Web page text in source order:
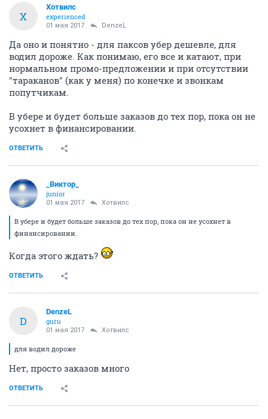
Х
Хотвилс
experienced
01 мая 2017 DenzeL
Да оно и понятно - для паксов убер дешевле, для
водил дороже. Как понимаю, его все и катают, при
нормальном промо-предложении и при отсутствии
"тараканов" (как у меня) по конечке и звонкам
попутчикам.
В убере и будет больше заказов до тех пор, пока он не
усохнет в финансировании.
ОТВЕТИТЬ
_Виктор_
juniоr
01 мая 2017 Хотвилс
В убере и будет больше заказов до тех пор, пока он не усохнет в
финансировании.
Когда этого ждать?
ОТВЕТИТЬ
D
DenzeL
guru
01 мая 2017 Хотвилс
для водил дороже
Нет, просто заказов много
ОТВЕТИТЬ